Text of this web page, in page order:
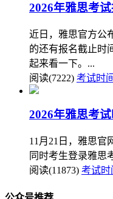
2026年雅思考
近日，雅思官方公
的还有报名截止时
起来看一下。...
阅读(7222) 考试时间
2026年雅思考试
11月21日，雅思官
同时考生登录雅思
阅读(11873) 考试时